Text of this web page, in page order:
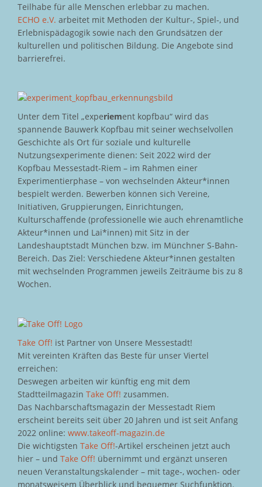
Teilhabe für alle Menschen erlebbar zu machen.
ECHO e.V. arbeitet mit Methoden der Kultur-, Spiel-, und
Erlebnispädagogik sowie nach den Grundsätzen der
kulturellen und politischen Bildung. Die Angebote sind
barrierefrei.
Unter dem Titel „experiement kopfbau“ wird das
spannende Bauwerk Kopfbau mit seiner wechselvollen
Geschichte als Ort für soziale und kulturelle
Nutzungsexperimente dienen: Seit 2022 wird der
Kopfbau Messestadt-Riem – im Rahmen einer
Experimentierphase – von wechselnden Akteur*innen
bespielt werden. Bewerben können sich Vereine,
Initiativen, Gruppierungen, Einrichtungen,
Kulturschaffende (professionelle wie auch ehrenamtliche
Akteur*innen und Lai*innen) mit Sitz in der
Landeshauptstadt München bzw. im Münchner S-Bahn-
Bereich. Das Ziel: Verschiedene Akteur*innen gestalten
mit wechselnden Programmen jeweils Zeiträume bis zu 8
Wochen.
Take Off! ist Partner von Unsere Messestadt!
Mit vereinten Kräften das Beste für unser Viertel
erreichen:
Deswegen arbeiten wir künftig eng mit dem
Stadtteilmagazin Take Off! zusammen.
Das Nachbarschaftsmagazin der Messestadt Riem
erscheint bereits seit über 20 Jahren und ist seit Anfang
2022 online: www.takeoff-magazin.de
Die wichtigsten Take Off!-Artikel erscheinen jetzt auch
hier – und Take Off! übernimmt und ergänzt unseren
neuen Veranstaltungskalender – mit tage-, wochen- oder
monatsweisem Überblick und bequemer Suchfunktion.